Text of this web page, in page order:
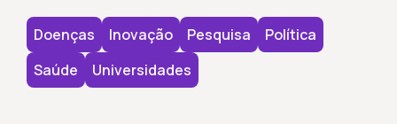
Doenças Inovação Pesquisa
Política
Saúde
Universidades